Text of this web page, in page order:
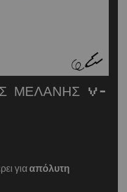
ΜΕΛΑΝΗΣ V-
γιααπόλυτη